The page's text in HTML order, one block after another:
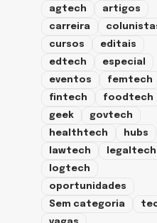
agtech
artigos
carreira
cursos
editais
edtech
especial
eventos
femtech
fintech
foodtech
geek
govtech
healthtech
hubs
lawtech
legaltech
logtech
oportunidades
Sem categoria